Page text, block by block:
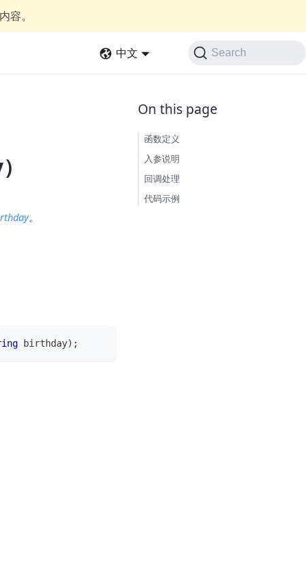
容。
中文 Search
。
birthday) ;
函数定义
入参说明
回调处理
代码示例